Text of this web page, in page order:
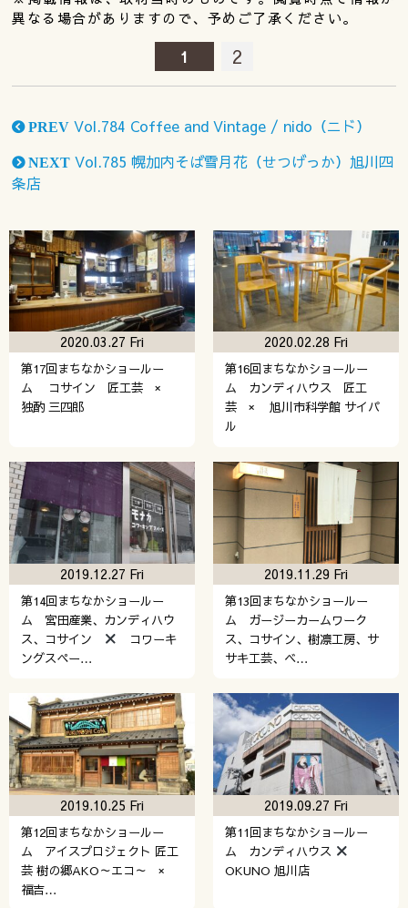
異なる場合がありますので、予めご了承ください。
1 2
PREV Vol.784 Coffee and Vintage / nido（ニド）
NEXT Vol.785 幌加内そば雪月花（せつげっか）旭川四
条店
第17回まちなかショールー
ム コサイン 匠工芸 ×
独酌 三四郎
2020.03.27 Fri
第16回まちなかショールー
ム カンディハウス 匠工
芸 × 旭川市科学館 サイパ
ル
2020.02.28 Fri
第14回まちなかショールー
ム 宮田産業、カンディハウ
ス、コサイン
コワーキ
ングスペー…
2019.12.27 Fri
第13回まちなかショールー
ム ガージーカームワーク
ス、コサイン、樹凛工房、サ
サキ工芸、ベ…
2019.11.29 Fri
第12回まちなかショールー
ム アイスプロジェクト 匠工
芸 樹の郷AKO～エコ～ ×
福吉…
2019.10.25 Fri
第11回まちなかショールー
ム カンディハウス
OKUNO 旭川店
2019.09.27 Fri